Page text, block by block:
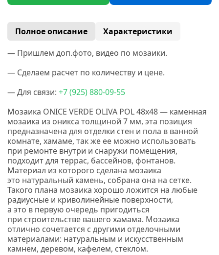
Полное описание
Характеристики
— Пришлем доп.фото, видео по мозаики.
— Сделаем расчет по количеству и цене.
— Для связи: +7(925) 880-09-55
Мозаика ONICE VERDE OLIVA POL 48x48— каменная
мозаика из оникса толщиной 7 мм, эта позиция
предназначена для отделки стен и пола в ванной
комнате, хамаме, так же ее можно использовать
при ремонте внутри и снаружи помещения,
подходит для террас, бассейнов, фонтанов.
Материал из которого сделана мозаика
это натуральный камень, собрана она на сетке.
Такого плана мозаика хорошо ложится на любые
радиусные и криволинейные поверхности,
а это в первую очередь пригодиться
при строительстве вашего хамама. Мозаика
отлично сочетается с другими отделочными
материалами: натуральным и искусственным
камнем, деревом, кафелем, стеклом.